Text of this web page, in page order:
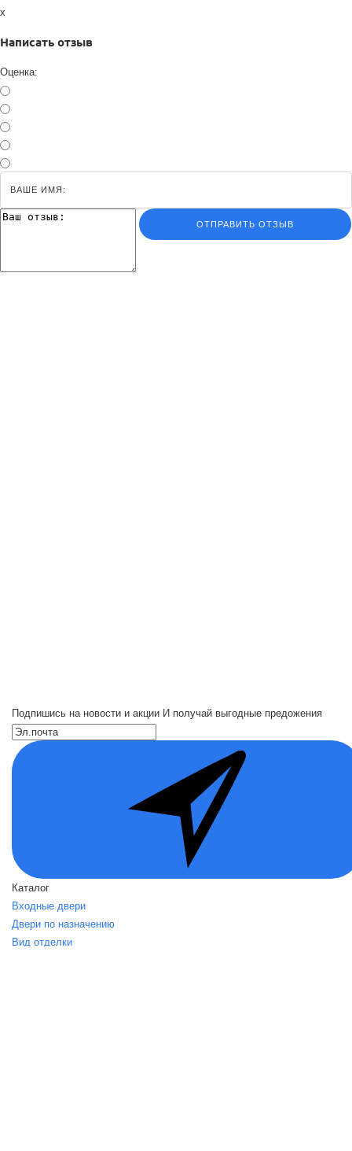
x
Написать отзыв
Оценка:
ОТПРАВИТЬ ОТЗЫВ
Подпишись на новости и акции И получай выгодные предожения
Каталог
Входные двери
Двери по назначению
Вид отделки